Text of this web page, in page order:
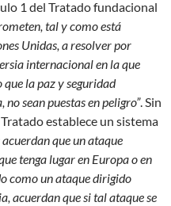
1 del Tratado fundacional
tal y como está
Unidas, a resolver por
internacional en la que
la paz y seguridad
sean puestas en peligro”. Sin
establece un sistema
acuerdan que un ataque
tenga lugar en Europa o en
como un ataque dirigido
acuerdan que si tal ataque se